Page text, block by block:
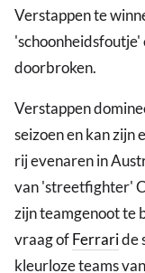
Verstappen te
'schoonheidsfoutje'
doorbroken.
Verstappen
seizoen en kan zijn
rij evenaren in
van 'streetfighter'
zijn teamgenoot te
vraag ofFerraride
kleurloze teams